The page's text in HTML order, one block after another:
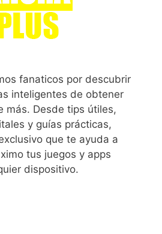
fanaticos por descubrir
inteligentes de obtener
más. Desde tips útiles,
y guías prácticas,
que te ayuda a
tus juegos y apps
dispositivo.